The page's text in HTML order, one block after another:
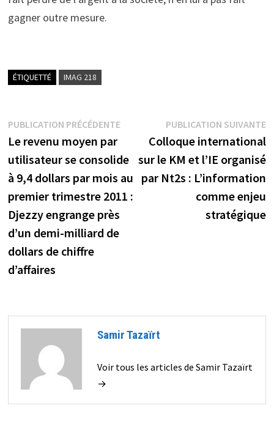
gagner outre mesure.
ÉTIQUETTÉ IMAG 218
Navigation
de
l’article
PUBLICATION PRÉCÉDENTEPublication
précédente :
Le revenu moyen par
utilisateur se consolide
à 9,4 dollars par mois au
premier trimestre 2011 :
Djezzy engrange près
d’un demi-milliard de
dollars de chiffre
d’affaires
PUBLICATION SUIVANTE
Colloque international
sur le KM et l’IE organisé
par Nt2s : L’information
comme enjeu
stratégique
Samir Tazaïrt
Voir tous les articles de Samir Tazaïrt
→